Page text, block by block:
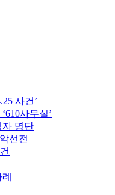
사건’
사무실’
자 명단
선전